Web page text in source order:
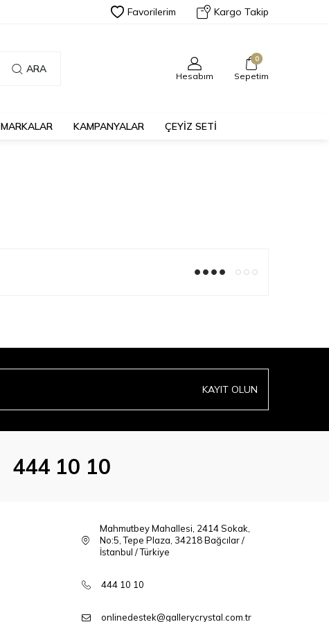
Favorilerim Kargo Takip
ARA
Hesabım
0
Sepetim
MARKALAR KAMPANYALAR ÇEYİZ SETİ
KAYIT OLUN
444 10 10
Mahmutbey Mahallesi, 2414 Sokak,
No:5, Tepe Plaza, 34218 Bağcılar /
İstanbul / Türkiye
444 10 10
onlinedestek@gallerycrystal.com.tr